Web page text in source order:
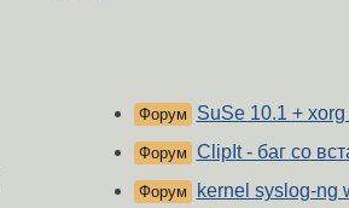
Форум SuSe 10.1 +
Форум ClipIt - баг со
Форум kernel syslog-ng